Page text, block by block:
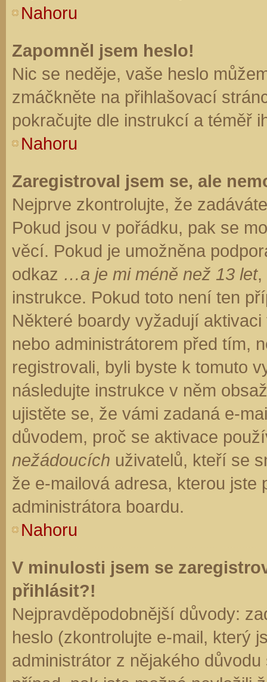
Nahoru
Zapomněl jsem heslo!
Nic se neděje, vaše heslo
zmáčkněte na přihlašovací
pokračujte dle instrukcí a téměř
Nahoru
Zaregistroval jsem se, ale
Nejprve zkontrolujte, že
Pokud jsou v pořádku, pak se
věcí. Pokud je umožněna
odkaz …a je mi méně než 13 let,
instrukce. Pokud toto není ten
Některé boardy vyžadují
nebo administrátorem před tím,
registrovali, byli byste k tomuto
následujte instrukce v něm
ujistěte se, že vámi zadaná e-
důvodem, proč se aktivace
nežádoucích uživatelů, kteří se
že e-mailová adresa, kterou jste
administrátora boardu.
Nahoru
V minulosti jsem se
přihlásit?!
Nejpravděpodobnější důvody:
heslo (zkontrolujte e-mail, který
administrátor z nějakého